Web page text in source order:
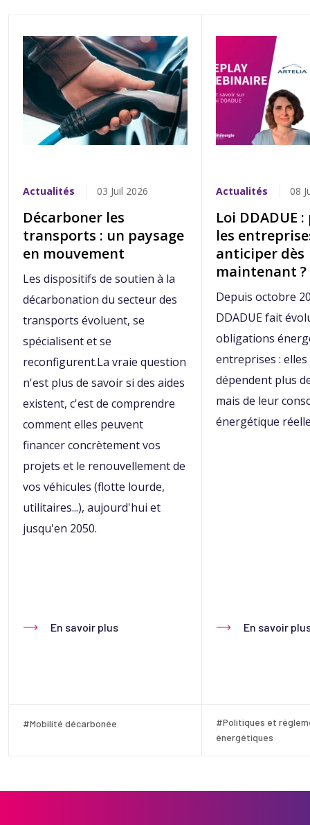
Actualités 03 Juil 2026
Décarboner les
transports : un paysage
en mouvement
Les dispositifs de soutien à la
décarbonation du secteur des
transports évoluent, se
spécialisent et se
reconfigurent.La vraie question
n'est plus de savoir si des aides
existent, c'est de comprendre
comment elles peuvent
financer concrètement vos
projets et le renouvellement de
vos véhicules (flotte lourde,
utilitaires...), aujourd'hui et
jusqu'en 2050.
En savoir plus
#Mobilité décarbonée
Actualités 08
Loi DDADUE
les
anticiper dès
maintenant ?
Depuis octobre
DDADUE fait
obligations
entreprises : elles
dépendent plus
mais de leur
énergétique
En savoir
#Politiques et
énergétiques